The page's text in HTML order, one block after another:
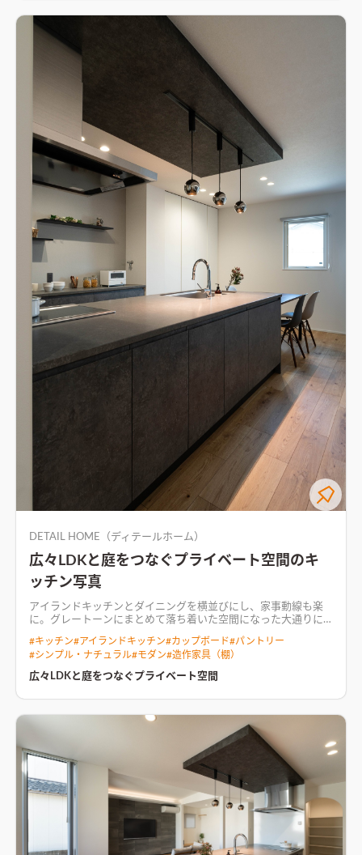
あるLDK大開口サッシからの採光と、天井一面の間接照明が照ら
す、明るく開放的なLDK
DETAIL HOME（ディテールホーム）
広々LDKと庭をつなぐプライベート空間のキ
ッチン写真
アイランドキッチンとダイニングを横並びにし、家事動線も楽
に。グレートーンにまとめて落ち着いた空間になった大通りに
プライバシーに配慮した間取り。 LDKからはプライベート空間
であるテラスを眺められる。 寝室とLDKを1階に配置し、マンシ
ョンスタイルな暮らしを実現。 回遊型の家事動線は日々の生活
をストレスなく過ごせるプラン。
家族の気配を感じられるリビン
グ空間LDKと畳コーナーをつなぎ、どこからでも家族の気配を感
#キッチン#アイランドキッチン#カップボード#パントリー
#シンプル・ナチュラル#モダン#造作家具（棚）
広々LDKと庭をつなぐプライベート空間